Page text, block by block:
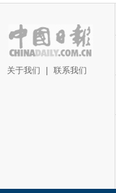
关于我们 联系我们